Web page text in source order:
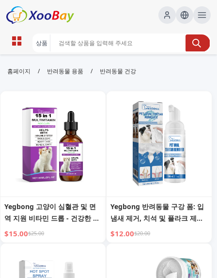
반려동물 건강 | XOOBAY B2B/B2C
반려동물건강, 반려동물관리, 질병예방, wholesale 반
려동물 건강, XOOBAY
반려동물 건강 관리의 핵심 팁과 예방 정보를 제공합니다. 건강 체크리스
트와 실용적인 관리 가이드를 통해 애완동물의 삶의 질을 높여보세요.
홈페이지 / 반려동물 용품 / 반려동물 건강
Yegbong 고양이 심혈관 및 면
역 지원 비타민 드롭 - 건강한 고
양이 성장을 위한 종합 케어
$15.00$25.00
Yegbong 반려동물 구강 폼: 입
냄새 제거, 치석 및 플라크 제거,
구강 건강 보호
$12.00$20.00